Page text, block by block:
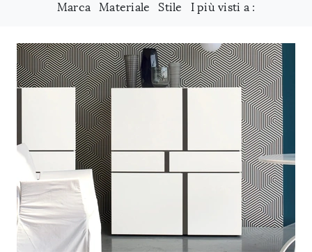
Marca Materiale Stile I più visti a :